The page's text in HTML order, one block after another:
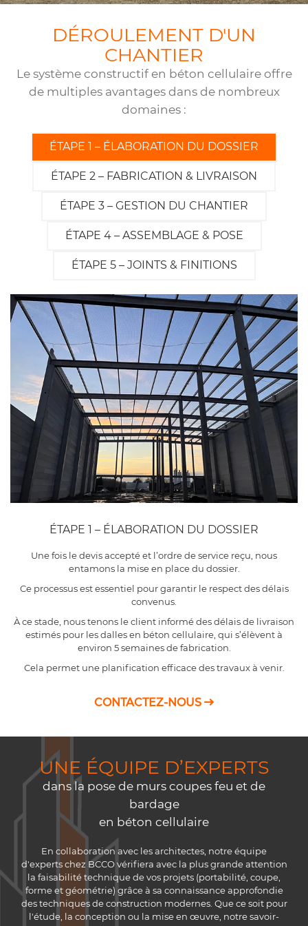
En cochant cette case, vous consentez à recevoir nos propositions commerciales à
l'adresse email indiqué ci-dessus. Vous pouvez vous désinscrire à tout moment en
utilisantle formulaire de désinscription
INSCRIPTION
DÉROULEMENT D'UN
CHANTIER
Le système constructif en béton cellulaire offre
de multiples avantages dans de nombreux
domaines :
ÉTAPE 1 – ÉLABORATION DU DOSSIER
ÉTAPE 2 – FABRICATION & LIVRAISON
ÉTAPE 3 – GESTION DU CHANTIER
ÉTAPE 4 – ASSEMBLAGE & POSE
ÉTAPE 5 – JOINTS & FINITIONS
ÉTAPE 1 – ÉLABORATION DU DOSSIER
Une fois le devis accepté et l’ordre de service reçu, nous
entamons la mise en place du dossier.
Ce processus est essentiel pour garantir le respect des délais
convenus.
À ce stade, nous tenons le client informé des délais de livraison
estimés pour les dalles en béton cellulaire, qui s’élèvent à
environ 5 semaines de fabrication.
Cela permet une planification efficace des travaux à venir.
CONTACTEZ-NOUS 
UNE ÉQUIPE D’EXPERTS
dans la pose de murs coupes feu et de
bardage
en béton cellulaire
En collaboration avec les architectes, notre équipe
d'experts chez BCCO vérifiera avec la plus grande attention
la faisabilité technique de vos projets (portabilité, coupe,
forme et géométrie) grâce à sa connaissance approfondie
des techniques de construction modernes. Que ce soit pour
l'étude, la conception ou la mise en œuvre, notre savoir-